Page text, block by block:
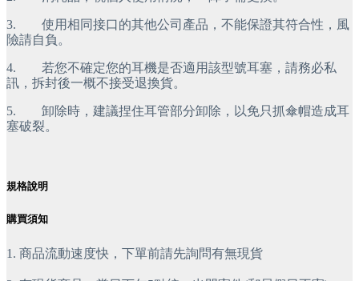
3.        使用相同接口的其他公司產品，不能保證其符合性，風
險請自負。
4.        若您不確定您的耳機是否適用該型號耳塞，請務必私
訊，拆封後一概不接受退換貨。
5.        卸除時，建議捏住耳管部分卸除，以免只抓傘帽造成耳
塞破裂。
規格說明
購買須知
1. 商品流動速度快，下單前請先詢問有無現貨